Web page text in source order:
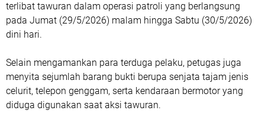
terlibat tawuran dalam operasi patroli yang berlangsung
pada Jumat (29/5/2026) malam hingga Sabtu (30/5/2026)
dini hari.
Selain mengamankan para terduga pelaku, petugas juga
menyita sejumlah barang bukti berupa senjata tajam jenis
celurit, telepon genggam, serta kendaraan bermotor yang
diduga digunakan saat aksi tawuran.